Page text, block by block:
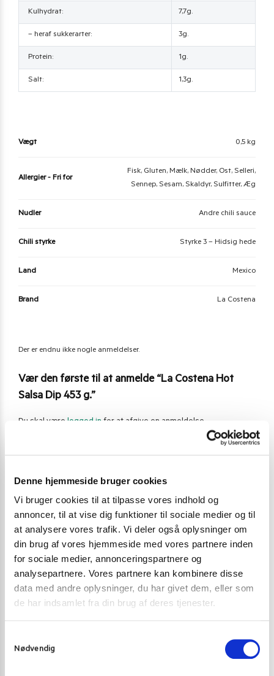
Denne hjemmeside bruger cookies
Vi bruger cookies til at tilpasse vores indhold og
annoncer, til at vise dig funktioner til sociale medier og til
at analysere vores trafik. Vi deler også oplysninger om
din brug af vores hjemmeside med vores partnere inden
for sociale medier, annonceringspartnere og
analysepartnere. Vores partnere kan kombinere disse
data med andre oplysninger, du har givet dem, eller som
de har indsamlet fra din brug af deres tjenester.
Nødvendig
Kulhydrat: 7,7g.
– heraf sukkerarter: 3g.
Protein: 1g.
Salt: 1,3g.
Vægt 0,5 kg
Allergier - Fri for
Fisk, Gluten, Mælk, Nødder, Ost, Selleri,
Sennep, Sesam, Skaldyr, Sulfitter, Æg
Nudler Andre chili sauce
Chili styrke Styrke 3 – Hidsig hede
Land Mexico
Brand La Costena
Der er endnu ikke nogle anmeldelser.
Vær den første til at anmelde “La Costena Hot
Salsa Dip 453 g.”
Du skal være logged in for at afgive en anmeldelse.
Kategorier: Andre saucer,Dressing og tilbehør
Sur-sød sauce
Gode alternativer til dette produkt